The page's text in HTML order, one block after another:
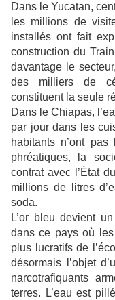
Dans le Yucatan,
les millions de
installés ont fait
construction du
davantage le
des milliers de
constituent la seule
Dans le Chiapas,
par jour dans les
habitants n’ont
phréatiques, la
contrat avec l’État
millions de litres
soda.
L’or bleu devient
dans ce pays où
plus lucratifs de
désormais l’objet
narcotrafiquants
terres. L’eau est